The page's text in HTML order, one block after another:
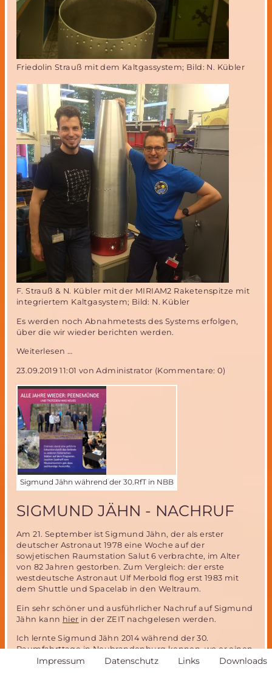
Friedolin Strauß mit dem Kaltgassystem; Bild: N. Kübler
F. Strauß & N. Kübler mit der MIRIAM2 Raketenspitze mit
integriertem Kaltgasystem; Bild: N. Kübler
Es werden noch Abnahmetests des Systems erfolgen,
über die wir wieder berichten werden.
Weiterlesen …
wurde
in
Raketenspitze
integriert
23.09.2019 11:01 von Administrator (Kommentare: 0)
Sigmund Jähn während der 30.RfT in NBB
SIGMUND JÄHN - NACHRUF
Am 21. September ist Sigmund Jähn, der als erster
deutscher Astronaut 1978 eine Woche auf der
sowjetischen Raumstation Salut 6 verbrachte, im Alter
von 82 Jahren gestorben. Zum Vergleich: der erste
westdeutsche Astronaut Ulf Merbold flog erst 1983 mit
dem Shuttle und Spacelab in den Weltraum.
Ein sehr schöner und ausführlicher Nachruf auf Sigmund
Jähn kann hier in der ZEIT nachgelesen werden.
Ich lernte Sigmund Jähn 2014 während der 30.
Raumfahrttage in Neubrandenburg kennen, wo er einen
Vortrag über Raketentechnik hielt und auch an
NavigationImpressum Datenschutz Links Downloads